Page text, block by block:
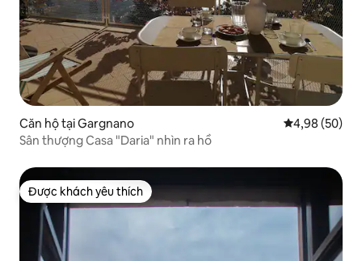
Căn hộ tại Gargnano Xếp hạng
4,98 (50)
Sân thượng Casa "Daria" nhìn ra hồ
Được khách yêu thích
Được khách yêu thích